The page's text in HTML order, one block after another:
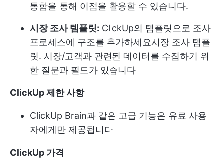
통합을 통해 이점을 활용할 수 있습니다.
시장 조사 템플릿: ClickUp의 템플릿으로 조사
프로세스에 구조를 추가하세요시장 조사 템플
릿. 시장/고객과 관련된 데이터를 수집하기 위
한 질문과 필드가 있습니다
ClickUp 제한 사항
ClickUp Brain과 같은 고급 기능은 유료 사용
자에게만 제공됩니다
ClickUp 가격